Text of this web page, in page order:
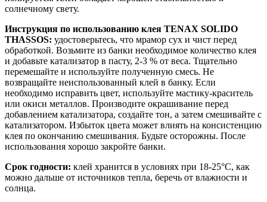
солнечному свету.
Инструкция по использованию клея TENAX SOLIDO
THASSOS: удостоверьтесь, что мрамор сух и чист перед
обработкой. Возьмите из банки необходимое количество клея
и добавьте катализатор в пасту, 2-3 % от веса. Тщательно
перемешайте и используйте полученную смесь. Не
возвращайте неиспользованный клей в банку. Если
необходимо исправить цвет, используйте мастику-краситель
или окиси металлов. Производите окрашивание перед
добавлением катализатора, создайте тон, а затем смешивайте с
катализатором. Избыток цвета может влиять на консистенцию
клея по окончанию смешивания. Будьте осторожны. После
использования хорошо закройте банки.
Срок годности: клей хранится в условиях при 18-25°С, как
можно дальше от источников тепла, беречь от влажности и
солнца.